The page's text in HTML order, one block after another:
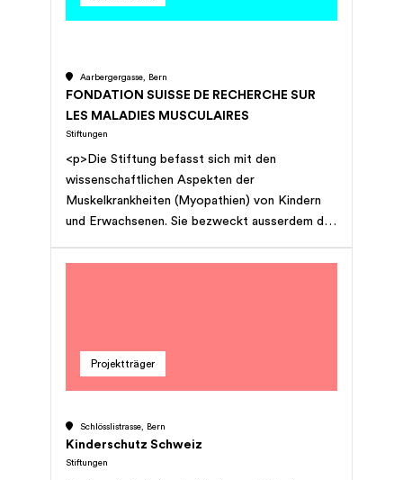
Aarbergergasse, Bern
FONDATION SUISSE DE RECHERCHE SUR
LES MALADIES MUSCULAIRES
Stiftungen
<p>Die Stiftung befasst sich mit den
wissenschaftlichen Aspekten der
Muskelkrankheiten (Myopathien) von Kindern
und Erwachsenen. Sie bezweckt ausserdem die
auf dem Gebiet der Muskelkrankheiten in der
Projektträger
Schlösslistrasse, Bern
Kinderschutz Schweiz
Stiftungen